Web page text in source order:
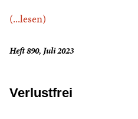
(...lesen)
Heft 890, Juli 2023
Verlustfrei